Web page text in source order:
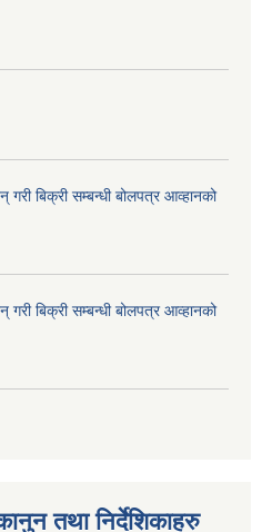
गरी बिक्री सम्बन्धी बोलपत्र आव्हानको
गरी बिक्री सम्बन्धी बोलपत्र आव्हानको
तथा निर्देशिकाहरु